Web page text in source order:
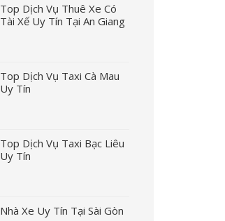
Top Dịch Vụ Thuê Xe Có
Tài Xế Uy Tín Tại An Giang
Top Dịch Vụ Taxi Cà Mau
Uy Tín
Top Dịch Vụ Taxi Bạc Liêu
Uy Tín
Nhà Xe Uy Tín Tại Sài Gòn